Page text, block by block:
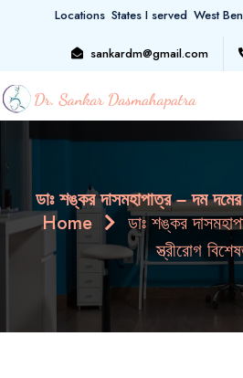
Locations States I served West
sankardm@gmail.com
ডাঃ শঙ্কর দাসমহাপাত্র – দম দমের
Home
ডাঃ শঙ্কর
স্ত্রীরোগ